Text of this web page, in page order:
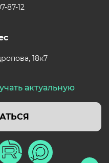
87-12
18к7
актуальную